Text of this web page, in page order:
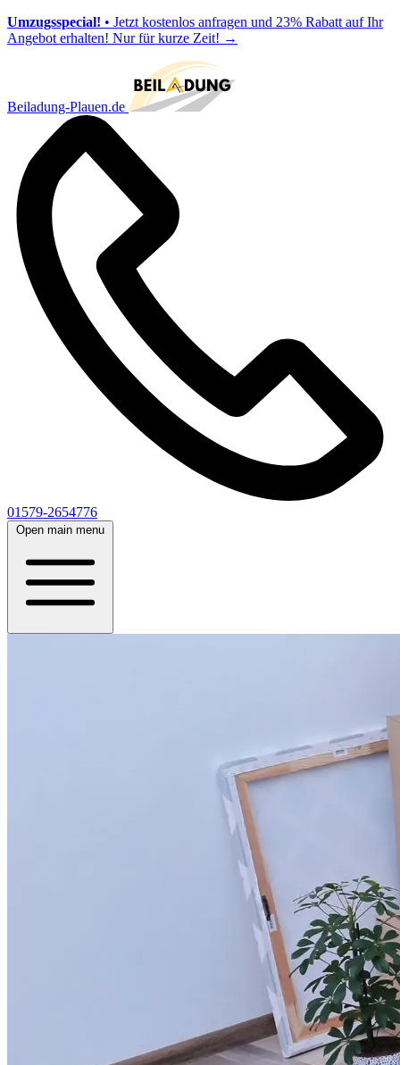
Umzugsspecial! • Jetzt kostenlos anfragen und 23% Rabatt auf Ihr
Angebot erhalten! Nur für kurze Zeit! →
Beiladung-Plauen.de
01579-2654776
Open main menu